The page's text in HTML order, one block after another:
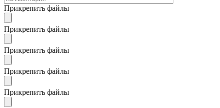
Прикрепить файлы
Прикрепить файлы
Прикрепить файлы
Прикрепить файлы
Прикрепить файлы